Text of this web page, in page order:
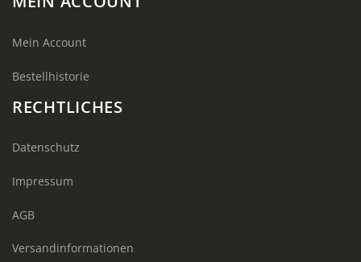
Mein Account
Bestellhistorie
RECHTLICHES
Datenschutz
Impressum
AGB
Versandinformationen